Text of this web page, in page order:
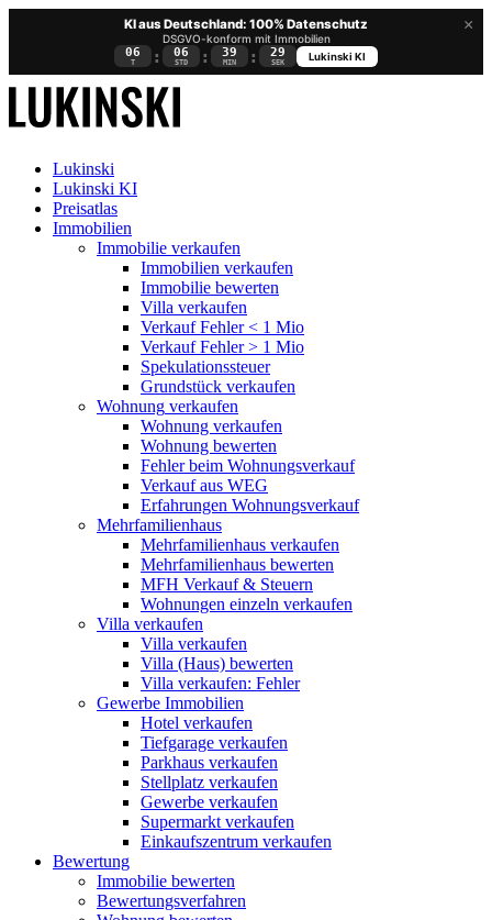
×
KI aus Deutschland: 100% Datenschutz
DSGVO-konform mit Immobilien
06
T : 06
STD : 39
MIN : 29
SEK
Lukinski KI
Lukinski
Lukinski KI
Preisatlas
Immobilien
Immobilie verkaufen
Immobilien verkaufen
Immobilie bewerten
Villa verkaufen
Verkauf Fehler < 1 Mio
Verkauf Fehler > 1 Mio
Spekulationssteuer
Grundstück verkaufen
Wohnung verkaufen
Wohnung verkaufen
Wohnung bewerten
Fehler beim Wohnungsverkauf
Verkauf aus WEG
Erfahrungen Wohnungsverkauf
Mehrfamilienhaus
Mehrfamilienhaus verkaufen
Mehrfamilienhaus bewerten
MFH Verkauf & Steuern
Wohnungen einzeln verkaufen
Villa verkaufen
Villa verkaufen
Villa (Haus) bewerten
Villa verkaufen: Fehler
Gewerbe Immobilien
Hotel verkaufen
Tiefgarage verkaufen
Parkhaus verkaufen
Stellplatz verkaufen
Gewerbe verkaufen
Supermarkt verkaufen
Einkaufszentrum verkaufen
Bewertung
Immobilie bewerten
Bewertungsverfahren